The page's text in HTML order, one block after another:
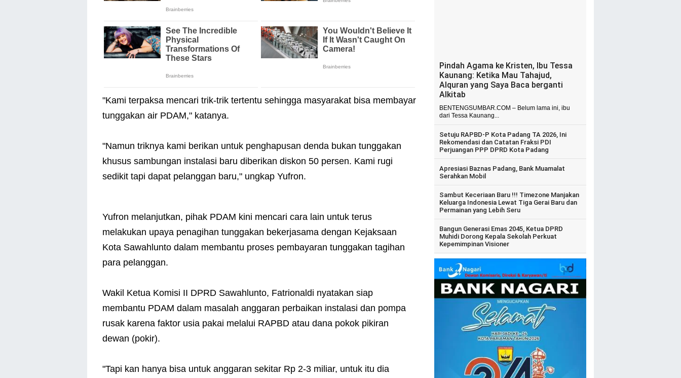
"Kami terpaksa mencari trik-trik tertentu sehingga masyarakat bisa membayar
tunggakan air PDAM," katanya.
"Namun triknya kami berikan untuk penghapusan denda bukan tunggakan
khusus sambungan instalasi baru diberikan diskon 50 persen. Kami rugi
sedikit tapi dapat pelanggan baru," ungkap Yufron.
Yufron melanjutkan, pihak PDAM kini mencari cara lain untuk terus
melakukan upaya penagihan tunggakan bekerjasama dengan Kejaksaan
Kota Sawahlunto dalam membantu proses pembayaran tunggakan tagihan
para pelanggan.
Wakil Ketua Komisi II DPRD Sawahlunto, Fatrionaldi nyatakan siap
membantu PDAM dalam masalah anggaran perbaikan instalasi dan pompa
rusak karena faktor usia pakai melalui RAPBD atau dana pokok pikiran
dewan (pokir).
"Tapi kan hanya bisa untuk anggaran sekitar Rp 2-3 miliar, untuk itu dia
Pindah Agama ke Kristen, Ibu Tessa
Kaunang: Ketika Mau Tahajud,
Alquran yang Saya Baca berganti
Alkitab
BENTENGSUMBAR.COM – Belum lama ini, ibu
dari Tessa Kaunang...
Setuju RAPBD-P Kota Padang TA 2026, Ini
Rekomendasi dan Catatan Fraksi PDI
Perjuangan PPP DPRD Kota Padang
Apresiasi Baznas Padang, Bank Muamalat
Serahkan Mobil
Sambut Keceriaan Baru !!! Timezone Manjakan
Keluarga Indonesia Lewat Tiga Gerai Baru dan
Permainan yang Lebih Seru
Bangun Generasi Emas 2045, Ketua DPRD
Muhidi Dorong Kepala Sekolah Perkuat
Kepemimpinan Visioner